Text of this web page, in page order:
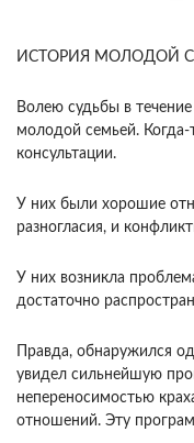
ИСТОРИЯ МОЛОДОЙ
Волею судьбы в
молодой семьей. Когда-
консультации.
У них были хорошие
разногласия, и
У них возникла
достаточно
Правда, обнаружился
увидел сильнейшую
непереносимостью
отношений. Эту